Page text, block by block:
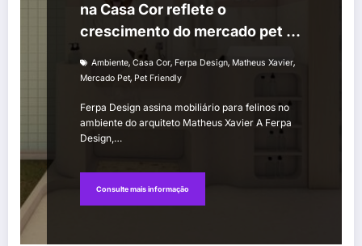
na Casa Cor reflete o
crescimento do mercado pet no
Ambiente, Casa Cor, Ferpa Design, Matheus Xavier,
Mercado Pet, Pet Friendly
Ferpa Design assina mobiliário para felinos no
ambiente do arquiteto Matheus Xavier A Ferpa
Design,…
Consulte mais informação